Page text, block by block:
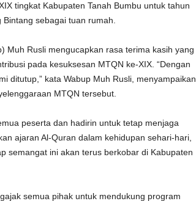
tingkat Kabupaten Tanah Bumbu untuk tahun
sebagai tuan rumah.
Muh Rusli mengucapkan rasa terima kasih yang
pada kesuksesan MTQN ke-XIX. “Dengan
ditutup,” kata Wabup Muh Rusli, menyampaikan
MTQN tersebut.
peserta dan hadirin untuk tetap menjaga
ajaran Al-Quran dalam kehidupan sehari-hari,
semangat ini akan terus berkobar di Kabupaten
semua pihak untuk mendukung program